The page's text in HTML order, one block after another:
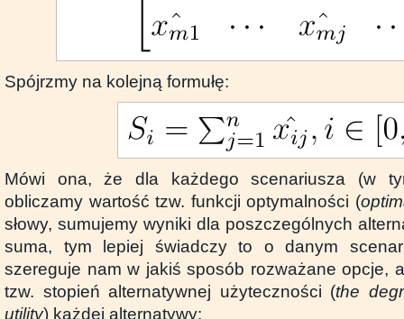
Spójrzmy na kolejną formułę:
Mówi ona, że dla każdego scenariusza (w
obliczamy wartość tzw. funkcji optymalności (
słowy, sumujemy wyniki dla poszczególnych
suma, tym lepiej świadczy to o danym
szereguje nam w jakiś sposób rozważane opcje,
tzw. stopień alternatywnej użyteczności (the
utility) każdej alternatywy: